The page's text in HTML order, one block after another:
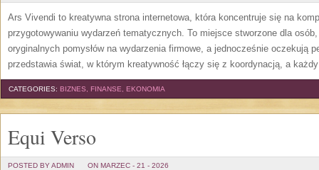
Ars Vivendi to kreatywna strona internetowa, która koncentruje się na
przygotowywaniu wydarzeń tematycznych. To miejsce stworzone dla
oryginalnych pomysłów na wydarzenia firmowe, a jednocześnie oczekują
przedstawia świat, w którym kreatywność łączy się z koordynacją, a każdy
CATEGORIES: BIZNES, FINANSE, EKONOMIA
Equi Verso
POSTED BY ADMIN ON MARZEC - 21 - 2026